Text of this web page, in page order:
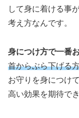
して身に着ける事
考え方なんです。
身につけ方で一番
首からぶら下げる
お守りを身につけ
高い効果を期待でき